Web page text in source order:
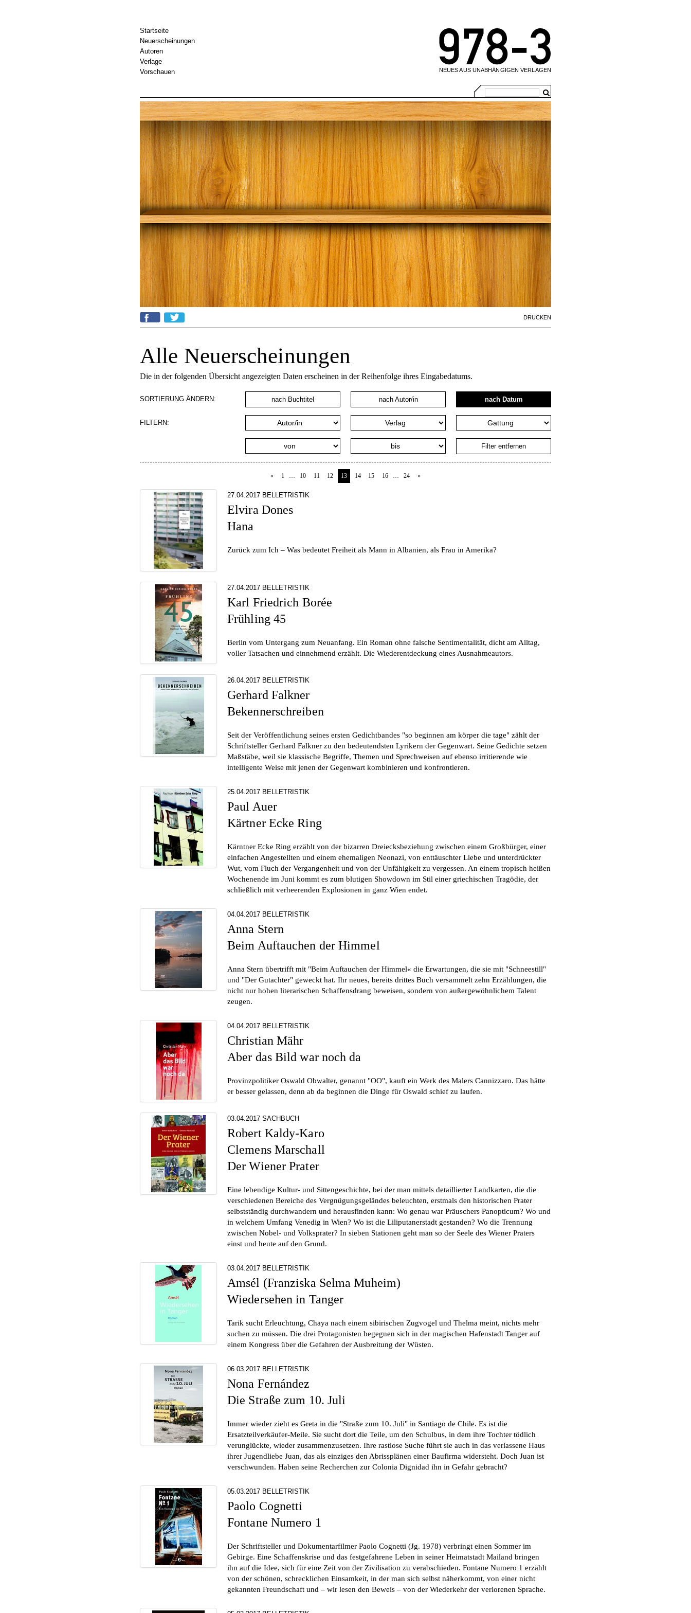
Startseite
Neuerscheinungen
Autoren
Verlage
Vorschauen
NEUES AUS UNABHÄNGIGEN VERLAGEN
Artikelaktionen
DRUCKEN
Alle Neuerscheinungen
Die in der folgenden Übersicht angezeigten Daten erscheinen in der Reihenfolge ihres Eingabedatums.
SORTIERUNG ÄNDERN: nach Buchtitel nach Autor/in nach Datum
FILTERN:
Filter entfernen
« 1 … 10 11 12 13 14 15 16 … 24 »
27.04.2017 BELLETRISTIK
Elvira Dones
Hana
Zurück zum Ich – Was bedeutet Freiheit als Mann in Albanien, als Frau in Amerika?
27.04.2017 BELLETRISTIK
Karl Friedrich Borée
Frühling 45
Berlin vom Untergang zum Neuanfang. Ein Roman ohne falsche Sentimentalität, dicht am Alltag,
voller Tatsachen und einnehmend erzählt. Die Wiederentdeckung eines Ausnahmeautors.
26.04.2017 BELLETRISTIK
Gerhard Falkner
Bekennerschreiben
Seit der Veröffentlichung seines ersten Gedichtbandes "so beginnen am körper die tage" zählt der
Schriftsteller Gerhard Falkner zu den bedeutendsten Lyrikern der Gegenwart. Seine Gedichte setzen
Maßstäbe, weil sie klassische Begriffe, Themen und Sprechweisen auf ebenso irritierende wie
intelligente Weise mit jenen der Gegenwart kombinieren und konfrontieren.
25.04.2017 BELLETRISTIK
Paul Auer
Kärtner Ecke Ring
Kärntner Ecke Ring erzählt von der bizarren Dreiecksbeziehung zwischen einem Großbürger, einer
einfachen Angestellten und einem ehemaligen Neonazi, von enttäuschter Liebe und unterdrückter
Wut, vom Fluch der Vergangenheit und von der Unfähigkeit zu vergessen. An einem tropisch heißen
Wochenende im Juni kommt es zum blutigen Showdown im Stil einer griechischen Tragödie, der
schließlich mit verheerenden Explosionen in ganz Wien endet.
04.04.2017 BELLETRISTIK
Anna Stern
Beim Auftauchen der Himmel
Anna Stern übertrifft mit "Beim Auftauchen der Himmel« die Erwartungen, die sie mit "Schneestill"
und "Der Gutachter" geweckt hat. Ihr neues, bereits drittes Buch versammelt zehn Erzählungen, die
nicht nur hohen literarischen Schaffensdrang beweisen, sondern von außergewöhnlichem Talent
zeugen.
04.04.2017 BELLETRISTIK
Christian Mähr
Aber das Bild war noch da
Provinzpolitiker Oswald Obwalter, genannt "OO", kauft ein Werk des Malers Cannizzaro. Das hätte
er besser gelassen, denn ab da beginnen die Dinge für Oswald schief zu laufen.
03.04.2017 SACHBUCH
Robert Kaldy-Karo
Clemens Marschall
Der Wiener Prater
Eine lebendige Kultur- und Sittengeschichte, bei der man mittels detaillierter Landkarten, die die
verschiedenen Bereiche des Vergnügungsgeländes beleuchten, erstmals den historischen Prater
selbstständig durchwandern und herausfinden kann: Wo genau war Präuschers Panopticum? Wo und
in welchem Umfang Venedig in Wien? Wo ist die Liliputanerstadt gestanden? Wo die Trennung
zwischen Nobel- und Volksprater? In sieben Stationen geht man so der Seele des Wiener Praters
einst und heute auf den Grund.
03.04.2017 BELLETRISTIK
Amsél (Franziska Selma Muheim)
Wiedersehen in Tanger
Tarik sucht Erleuchtung, Chaya nach einem sibirischen Zugvogel und Thelma meint, nichts mehr
suchen zu müssen. Die drei Protagonisten begegnen sich in der magischen Hafenstadt Tanger auf
einem Kongress über die Gefahren der Ausbreitung der Wüsten.
06.03.2017 BELLETRISTIK
Nona Fernández
Die Straße zum 10. Juli
Immer wieder zieht es Greta in die "Straße zum 10. Juli" in Santiago de Chile. Es ist die
Ersatzteilverkäufer-Meile. Sie sucht dort die Teile, um den Schulbus, in dem ihre Tochter tödlich
verunglückte, wieder zusammenzusetzen. Ihre rastlose Suche führt sie auch in das verlassene Haus
ihrer Jugendliebe Juan, das als einziges den Abrissplänen einer Baufirma widersteht. Doch Juan ist
verschwunden. Haben seine Recherchen zur Colonia Dignidad ihn in Gefahr gebracht?
05.03.2017 BELLETRISTIK
Paolo Cognetti
Fontane Numero 1
Der Schriftsteller und Dokumentarfilmer Paolo Cognetti (Jg. 1978) verbringt einen Sommer im
Gebirge. Eine Schaffenskrise und das festgefahrene Leben in seiner Heimatstadt Mailand bringen
ihn auf die Idee, sich für eine Zeit von der Zivilisation zu verabschieden. Fontane Numero 1 erzählt
von der schönen, schrecklichen Einsamkeit, in der man sich selbst näherkommt, von einer nicht
gekannten Freundschaft und – wir lesen den Beweis – von der Wiederkehr der verlorenen Sprache.